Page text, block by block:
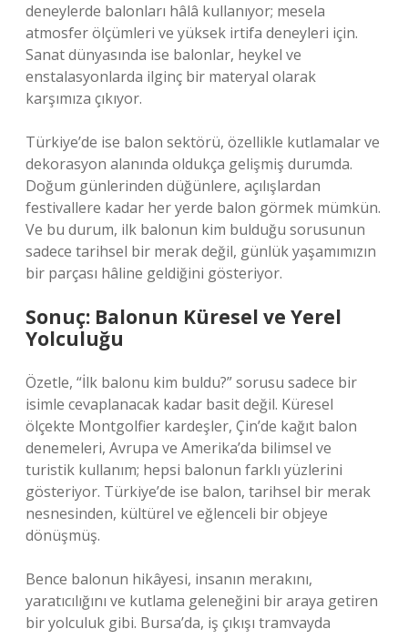
deneylerde balonları hâlâ kullanıyor; mesela
atmosfer ölçümleri ve yüksek irtifa deneyleri için.
Sanat dünyasında ise balonlar, heykel ve
enstalasyonlarda ilginç bir materyal olarak
karşımıza çıkıyor.
Türkiye’de ise balon sektörü, özellikle kutlamalar ve
dekorasyon alanında oldukça gelişmiş durumda.
Doğum günlerinden düğünlere, açılışlardan
festivallere kadar her yerde balon görmek mümkün.
Ve bu durum, ilk balonun kim bulduğu sorusunun
sadece tarihsel bir merak değil, günlük yaşamımızın
bir parçası hâline geldiğini gösteriyor.
Sonuç: Balonun Küresel ve Yerel
Yolculuğu
Özetle, “İlk balonu kim buldu?” sorusu sadece bir
isimle cevaplanacak kadar basit değil. Küresel
ölçekte Montgolfier kardeşler, Çin’de kağıt balon
denemeleri, Avrupa ve Amerika’da bilimsel ve
turistik kullanım; hepsi balonun farklı yüzlerini
gösteriyor. Türkiye’de ise balon, tarihsel bir merak
nesnesinden, kültürel ve eğlenceli bir objeye
dönüşmüş.
Bence balonun hikâyesi, insanın merakını,
yaratıcılığını ve kutlama geleneğini bir araya getiren
bir yolculuk gibi. Bursa’da, iş çıkışı tramvayda